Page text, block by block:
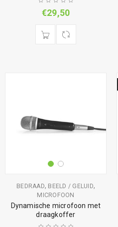
€29,50
BEDRAAD, BEELD / GELUID,
MICROFOON
Dynamische microfoon met
draagkoffer